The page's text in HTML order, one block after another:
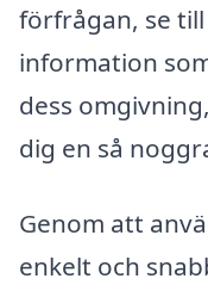
förfrågan, se
information
dess
dig en så
Genom att
enkelt och